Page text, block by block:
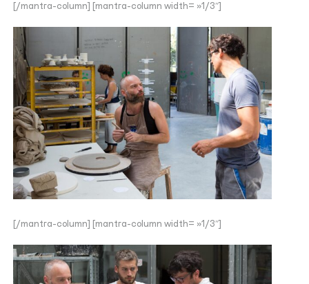
[/mantra-column] [mantra-column width= »1/3″]
[/mantra-column] [mantra-column width= »1/3″]